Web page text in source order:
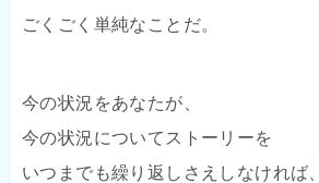
ごくごく単純なことだ。
今の状況をあなたが、
今の状況についてストーリーを
いつまでも繰り返しさえしなければ、